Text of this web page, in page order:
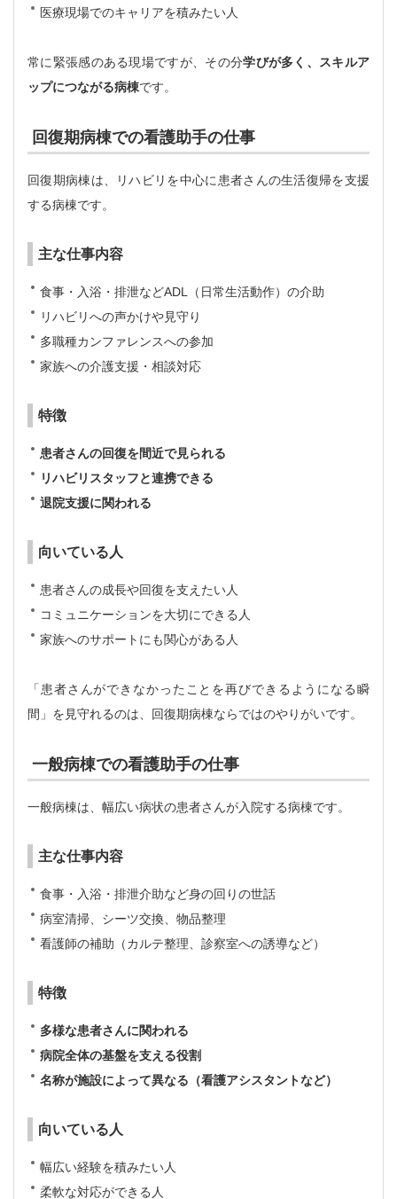
医療現場でのキャリアを積みたい人
常に緊張感のある現場ですが、その分学びが多く、スキルア
ップにつながる病棟です。
回復期病棟での看護助手の仕事
回復期病棟は、リハビリを中心に患者さんの生活復帰を支援
する病棟です。
主な仕事内容
食事・入浴・排泄などADL（日常生活動作）の介助
リハビリへの声かけや見守り
多職種カンファレンスへの参加
家族への介護支援・相談対応
特徴
患者さんの回復を間近で見られる
リハビリスタッフと連携できる
退院支援に関われる
向いている人
患者さんの成長や回復を支えたい人
コミュニケーションを大切にできる人
家族へのサポートにも関心がある人
「患者さんができなかったことを再びできるようになる瞬
間」を見守れるのは、回復期病棟ならではのやりがいです。
一般病棟での看護助手の仕事
一般病棟は、幅広い病状の患者さんが入院する病棟です。
主な仕事内容
食事・入浴・排泄介助など身の回りの世話
病室清掃、シーツ交換、物品整理
看護師の補助（カルテ整理、診察室への誘導など）
特徴
多様な患者さんに関われる
病院全体の基盤を支える役割
名称が施設によって異なる（看護アシスタントなど）
向いている人
幅広い経験を積みたい人
柔軟な対応ができる人